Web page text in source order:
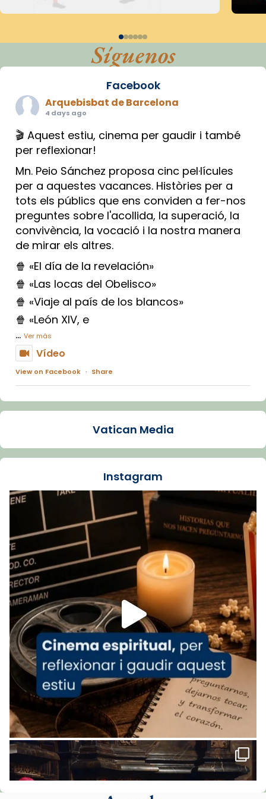
Síguenos
Facebook
Arquebisbat de Barcelona
4 days ago
🎬 Aquest estiu, cinema per gaudir i també
per reflexionar!
Mn. Peio Sánchez proposa cinc pel·lícules
per a aquestes vacances. Històries per a
tots els públics que ens conviden a fer-nos
preguntes sobre l'acollida, la superació, la
convivència, la vocació i la nostra manera
de mirar els altres.
🍿 «El día de la revelación»
🍿 «Las locas del Obelisco»
🍿 «Viaje al país de los blancos»
🍿 «León XIV, e
... Ver más
Vídeo
View on Facebook · Share
Arquebisbat de Barcelona
La Carmina va patir depressió. Fa gairebé
dos mesos, a l'Estadi Lluís Companys, la
Recupera l'entrevista comp
Vatican
tican News 👇
www.vaticannews.va/es/iglesia/news/2026-
07/carmina-historia-depresion-papa-viaje-
espana-testimoni...
Foto
View on Facebook · Share
Arquebisbat de Barcelona
2 weeks ago
«Avui les santes Juliana i Semproniana ens
ajuden a alçar la mirada»
Mons. Sergi Gordo, bisbe de Tortosa, ha
presidit aquest 27 de juliol la missa de Les
Santes de Mataró.
🔗tinyurl.com/cvu5jmbk
📸 J. Merino
Vatican Media
Instagram